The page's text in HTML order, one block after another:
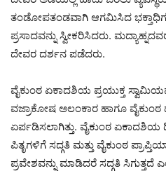
ತಂಡೋಪತಂಡವಾಗಿ ಆಗಮಿಸಿದ
ಪ್ರಸಾದವನ್ನು ಸ್ವೀಕರಿಸಿದರು.
ದೇವರ ದರ್ಶನ ಪಡೆದರು.
ವೈಕುಂಠ ಏಕಾದಶಿಯ ಪ್ರಯುಕ್ತ
ವಜ್ರಾಕೋಷ ಅಲಂಕಾರ ಹಾಗೂ ವೈಕುಂಠ
ಏರ್ಪಡಿಸಲಾಗಿತ್ತು. ವೈಕುಂಠ
ಪಿತೃಗಳಿಗೆ ಸದ್ಗತಿ ಮತ್ತು ವೈಕುಂಠ
ಪ್ರವೇಶವನ್ನು ಮಾಡಿದರೆ ಸದ್ಗತಿ ಸಿಗುತ್ತದೆ